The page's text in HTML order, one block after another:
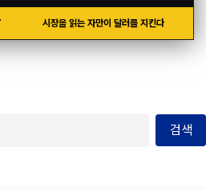
시장을 읽는 자만이 달러를 지킨다
검색